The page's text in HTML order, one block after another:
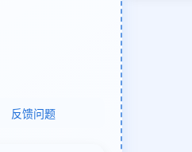
反馈问题